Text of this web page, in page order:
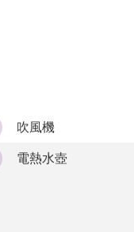
吹風機
電熱水壺